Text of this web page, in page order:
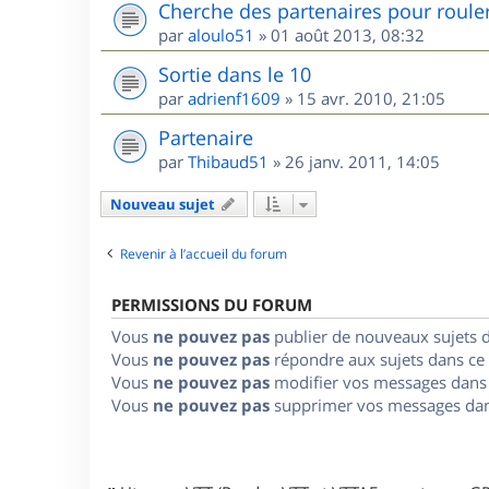
Cherche des partenaires pour
par aloulo51 » 01 août 2013, 08:32
Sortie dans le 10
par adrienf1609 » 15 avr. 2010, 21:05
Partenaire
par Thibaud51 » 26 janv. 2011, 14:05
Nouveau sujet
Revenir à l’accueil du forum
PERMISSIONS DU FORUM
Vous ne pouvez pas publier de nouveaux sujets
Vous ne pouvez pas répondre aux sujets dans
Vous ne pouvez pas modifier vos messages
Vous ne pouvez pas supprimer vos messages